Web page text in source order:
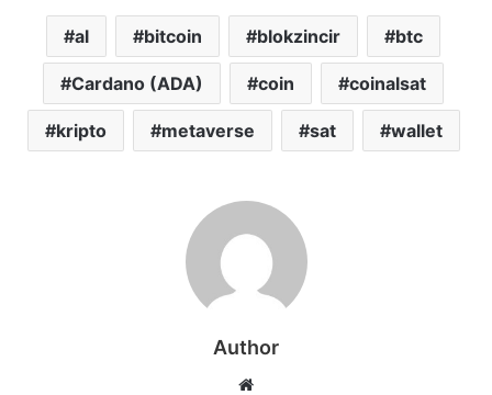
al bitcoin blokzincir btc
Cardano (ADA) coin coinalsat
kripto metaverse sat wallet
Author
Web